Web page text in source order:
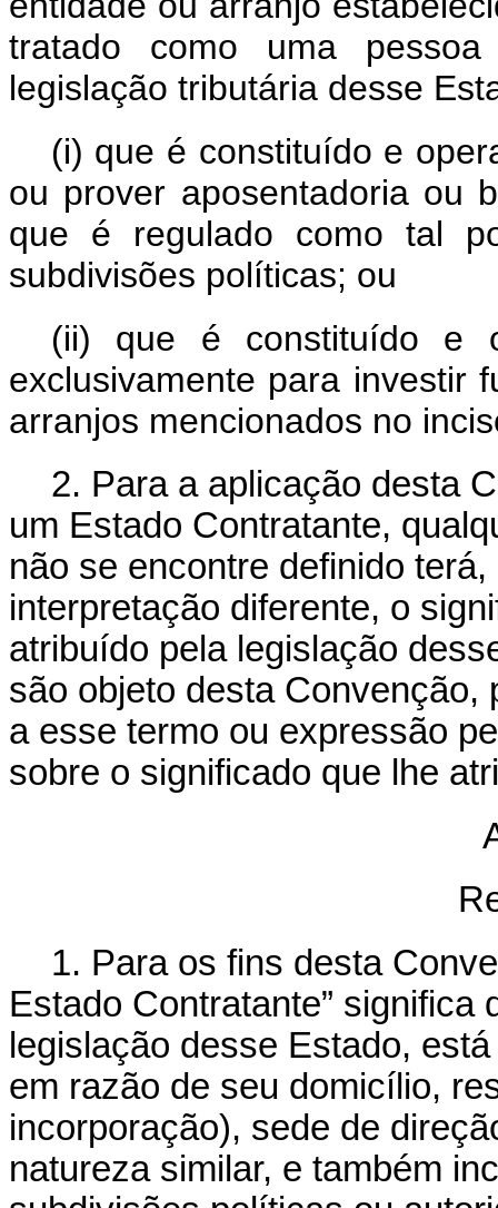
tratado como uma
legislação tributária desse
(i) que é constituído e
ou prover aposentadoria ou
que é regulado como tal
subdivisões políticas; ou
(ii) que é constituído e
exclusivamente para investir
arranjos mencionados no
2. Para a aplicação desta
um Estado Contratante,
não se encontre definido
interpretação diferente, o
atribuído pela legislação
são objeto desta
a esse termo ou expressão
sobre o significado que lhe
1. Para os fins desta
Estado Contratante”
legislação desse Estado,
em razão de seu domicílio,
incorporação), sede de
natureza similar, e também